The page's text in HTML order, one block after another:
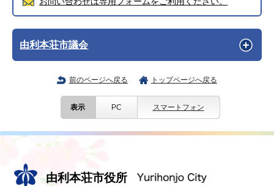
由利本荘市議会
前のページへ戻る トップページへ戻る
表示 PC スマートフォン
由利本荘市役所